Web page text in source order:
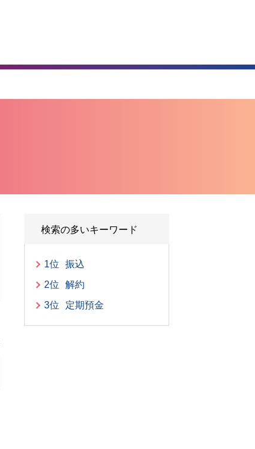
検索の多いキーワード
1位
振込
2位
解約
3位
定期預金